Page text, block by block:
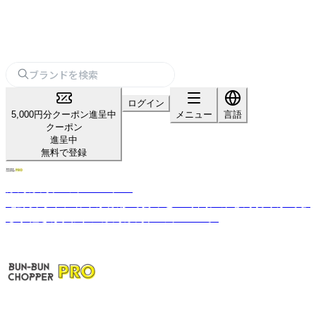
5,000円分クーポン進呈中
クーポン
進呈中
無料で登録
ログイン
メニュー
言語